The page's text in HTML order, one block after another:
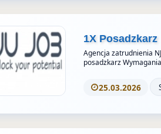
1X Posadzkarz
Agencja zatrudnienia
posadzkarz
25.03.2026